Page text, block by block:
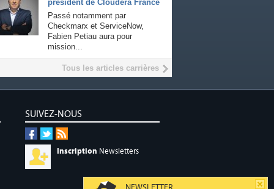
président de Cloudera France
Passé notamment par
Checkmarx et ServiceNow,
Fabien Petiau aura pour
mission...
Tous les articles carrières
SUIVEZ-NOUS
Inscription Newsletters